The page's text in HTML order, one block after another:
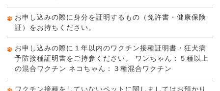
お申し込みの際に身分を証明するもの（免許書・健康保険
証）をお持ちください。
お申し込みの際に１年以内のワクチン接種証明書・狂犬病
予防接種証明書をご持参ください。 ワンちゃん：５種以上
の混合ワクチン ネコちゃん：３種混合ワクチン
ワクチン接種をしていないペットに関しましてはお預かり